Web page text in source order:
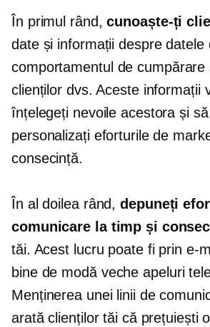
În primul rând,cunoaște-ți
date și informații despre datele
comportamentul de cumpărare
clienților dvs. Aceste informații
înțelegeți nevoile acestora și
personalizați eforturile de
consecință.
În al doilea rând,depuneți
comunicare la timp și
tăi. Acest lucru poate fi prin e-
bine de modă veche apeluri
Menținerea unei linii de
arată clienților tăi că prețuiești